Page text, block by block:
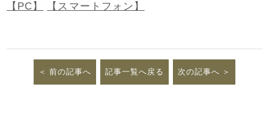
【PC】
【スマートフォン】
前の記事へ 記事一覧へ戻る 次の記事へ